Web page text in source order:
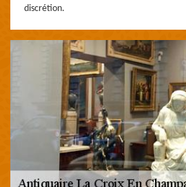
discrétion.